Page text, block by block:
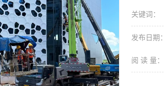
关键词：
发布日期：
阅 读 量：